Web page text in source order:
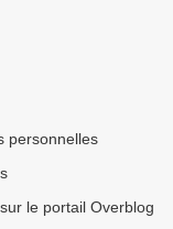
personnelles
le portail Overblog